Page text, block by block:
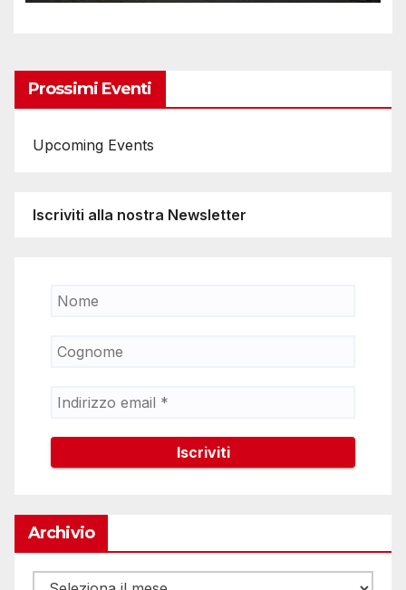
Prossimi Eventi
Upcoming Events
Iscriviti alla nostra Newsletter
Archivio
Archivio